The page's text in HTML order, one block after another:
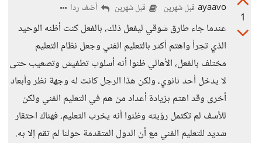
1
ayaavo قبل شهرين قبل شهرين أضف ردا
عندما جاء طارق شوقي ليفعل ذلك، بالفعل كنت أظنه الوحيد
الذي تجرأ واهتم أكثر بالتعليم الفني وجعل نظام التعليم
مختلف بالفعل، الأهالي ظنوا أنه أسلوب تطفيش وتصعيب حتى
لا يدخل أحد ثانوي، ولكن هذا الرجل كانت له وجهة نظر وأبعاد
أخرى وقد اهتم بزيادة أعداد من هم في التعليم الفني ولكن
للأسف لم تكتمل رؤيته وظنوا أنه يخرب التعليم، فهناك احتقار
شديد للتعليم الفني مع أن الدول المتقدمة حولنا لم تقم إلا به.